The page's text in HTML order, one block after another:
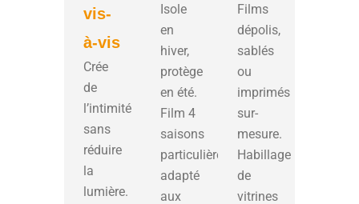
vis-
à-vis
Crée
de
l’intimité
sans
réduire
la
lumière.
Isole
en
hiver,
protège
en été.
Film 4
saisons
particulièrement
adapté
aux
Films
dépolis,
sablés
ou
imprimés
sur-
mesure.
Habillage
de
vitrines